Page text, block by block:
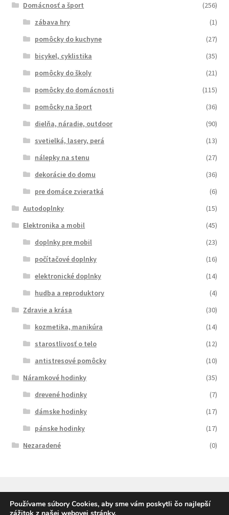
Domácnosť a šport
(256)
zábava hry
(1)
pomôcky do kuchyne
(27)
bicykel, cyklistika
(35)
pomôcky do školy
(21)
pomôcky do domácnosti
(115)
pomôcky na šport
(36)
dielňa, náradie, outdoor
(90)
svetielká, lasery, perá
(13)
nálepky na stenu
(27)
dekorácie do domu
(36)
pre domáce zvieratká
(6)
Autodoplnky
(15)
Elektronika a mobil
(45)
doplnky pre mobil
(23)
počítačové doplnky
(16)
elektronické doplnky
(14)
hudba a reproduktory
(4)
Zdravie a krása
(30)
kozmetika, manikúra
(14)
starostlivosť o telo
(12)
antistresové pomôcky
(10)
Náramkové hodinky
(35)
drevené hodinky
(7)
dámske hodinky
(17)
pánske hodinky
(17)
Nezaradené
(0)
Používame súbory Cookies, aby sme vám poskytli čo najlepší